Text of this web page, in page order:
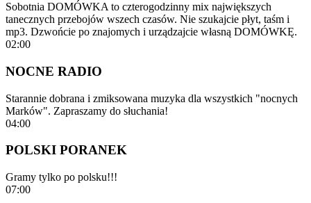
Sobotnia DOMÓWKA to czterogodzinny mix największych
tanecznych przebojów wszech czasów. Nie szukajcie płyt, taśm i
mp3. Dzwońcie po znajomych i urządzajcie własną DOMÓWKĘ.
02:00
NOCNE RADIO
Starannie dobrana i zmiksowana muzyka dla wszystkich "nocnych
Marków". Zapraszamy do słuchania!
04:00
POLSKI PORANEK
Gramy tylko po polsku!!!
07:00